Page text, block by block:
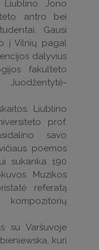
Jono
antro bei
Gausi
į Vilnių pagal
dalyvius
fakulteto
Liublino
prof.
savo
poemos
sukanka 190
Muzikos
referatą
su Varšuvoje
kuri